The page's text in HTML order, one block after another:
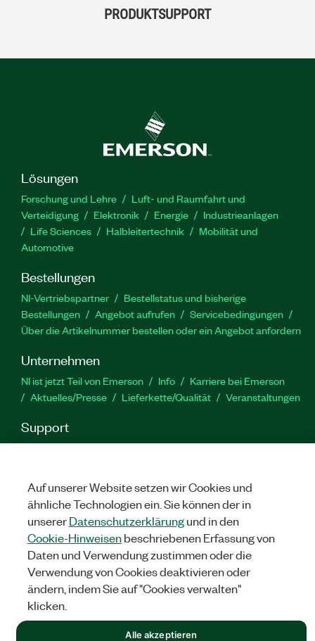
PRODUKTSUPPORT
Lösungen
Forschung und Lehre
Luft- und Raumfahrt und
Verteidigung
Elektronik Energie
Industrieanlagen
Life Sciences
Halbleitertechnik
Mobilität und
Automotive
Bestellungen
NI-Vertriebspartner
Bestellstatus und bisherige
Bestellungen
Angebot aufrufen
Servicebedingungen
Über die Artikelnummer bestellen oder ein Angebot anfordern
Unternehmen
NI ist jetzt Teil von Emerson Info
Karriere bei Emerson
Aktuelles/Presse
Lieferkette/Qualität Veranstaltungen
Support
Downloads Produktdokumentation
Diskussionsforen
YouTube
Twitter
RECHTLICHE HINWEISE
©NATIONAL INSTRUMENTS CORP. ALLE RECHTE VORBEHALTEN.
Auf unserer Website setzen wir Cookies und
ähnliche Technologien ein. Sie können der in
unsererDatenschutzerklärungund in den
Cookie-Hinweisenbeschriebenen Erfassung von
Daten und Verwendung zustimmen oder die
Verwendung von Cookies deaktivieren oder
ändern, indem Sie auf "Cookies verwalten"
klicken.
Alle akzeptieren